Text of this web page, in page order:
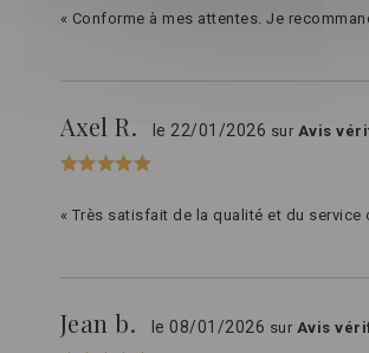
« Conforme à mes attentes. Je
Axel R. le 22/01/2026 sur Avis
« Très satisfait de la qualité et du service
Jean b. le 08/01/2026 sur Avis